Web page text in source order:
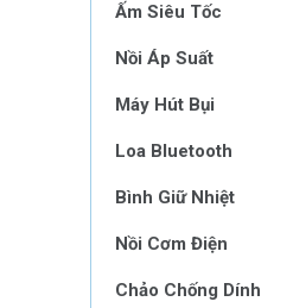
Ấm Siêu Tốc
Nồi Áp Suất
Máy Hút Bụi
Loa Bluetooth
Bình Giữ Nhiệt
Nồi Cơm Điện
Chảo Chống Dính